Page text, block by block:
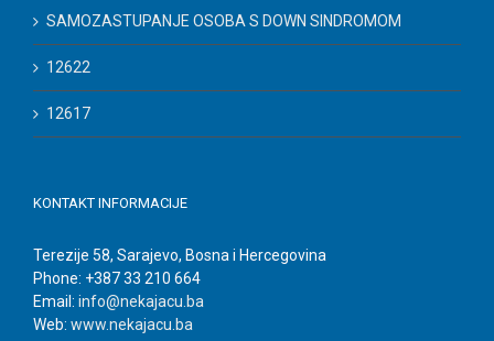
SAMOZASTUPANJE OSOBA S DOWN SINDROMOM
12622
12617
KONTAKT INFORMACIJE
Terezije 58, Sarajevo, Bosna i Hercegovina
Phone: +387 33 210 664
Email: info@nekajacu.ba
Web: www.nekajacu.ba